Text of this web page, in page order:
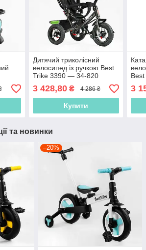
Дитячий триколісний
велосипед із ручкою Best
Trike 3390 — 34-820
Зелений, надувні колеса,
фара з USB, пульт
3 428,80₴ 4 286 ₴
Купити
3
та новинки
–20%